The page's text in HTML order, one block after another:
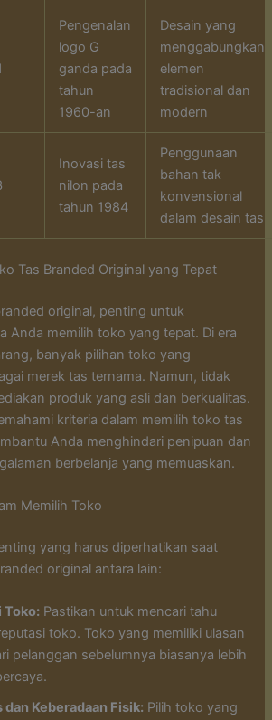
Pengenalan
logo G
ganda pada
tahun
1960-an
Desain yang
menggabungkan
elemen
tradisional dan
modern
Inovasi tas
nilon pada
tahun 1984
Penggunaan
bahan tak
konvensional
dalam desain tas
Tas Branded Original yang Tepat
original, penting untuk
Anda memilih toko yang tepat. Di era
banyak pilihan toko yang
merek tas ternama. Namun, tidak
produk yang asli dan berkualitas.
kriteria dalam memilih toko tas
Anda menghindari penipuan dan
berbelanja yang memuaskan.
Memilih Toko
yang harus diperhatikan saat
original antara lain:
Toko: Pastikan untuk mencari tahu
toko. Toko yang memiliki ulasan
pelanggan sebelumnya biasanya lebih
dan Keberadaan Fisik: Pilih toko yang